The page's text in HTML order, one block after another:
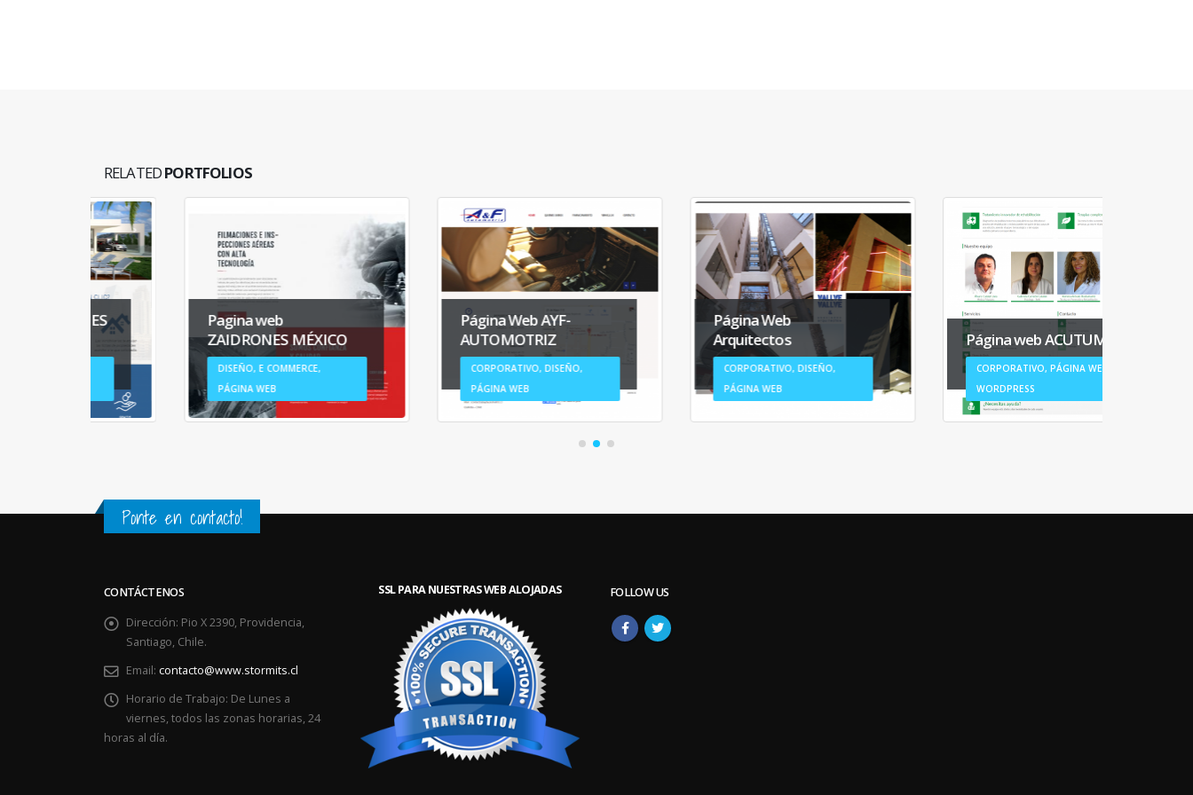
RELATEDPORTFOLIOS
Pagina web
ZAIDRONES MÉXICO
DISEÑO, E COMMERCE,
PÁGINA WEB
Página Web AYF-
AUTOMOTRIZ
CORPORATIVO, DISEÑO,
PÁGINA WEB
Página Web
Arquitectos
CORPORATIVO, DISEÑO,
PÁGINA WEB
Página web ACUTUM
CORPORATIVO, PÁGINA WEB,
WORDPRESS
Ponte en contacto!
CONTÁCTENOS
Dirección: Pio X 2390, Providencia,
Santiago, Chile.
Email: contacto@www.stormits.cl
Horario de Trabajo: De Lunes a
viernes, todos las zonas horarias, 24
horas al día.
SSL PARA NUESTRAS WEB ALOJADAS FOLLOW US